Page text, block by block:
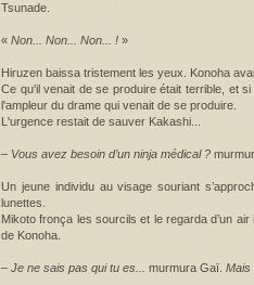
Tsunade.
« Non... Non... Non... ! »
Hiruzen baissa tristement les yeux. Konoha
Ce qu'il venait de se produire était terrible, et
l'ampleur du drame qui venait de se produire.
L'urgence restait de sauver Kakashi...
– Vous avez besoin d’un ninja médical ?
Un jeune individu au visage souriant
lunettes.
Mikoto fronça les sourcils et le regarda d’un
de Konoha.
– Je ne sais pas qui tu es... murmura Gaï. Mais